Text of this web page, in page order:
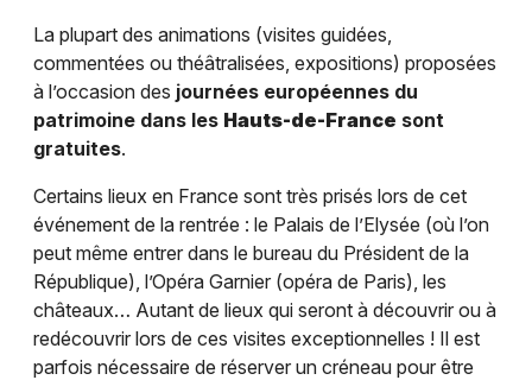
La plupart des animations (visites guidées,
commentées ou théâtralisées, expositions) proposées
à l’occasion des journées européennes du
patrimoine dans les Hauts-de-France sont
gratuites.
Certains lieux en France sont très prisés lors de cet
événement de la rentrée : le Palais de l’Elysée (où l’on
peut même entrer dans le bureau du Président de la
République), l’Opéra Garnier (opéra de Paris), les
châteaux… Autant de lieux qui seront à découvrir ou à
redécouvrir lors de ces visites exceptionnelles ! Il est
parfois nécessaire de réserver un créneau pour être